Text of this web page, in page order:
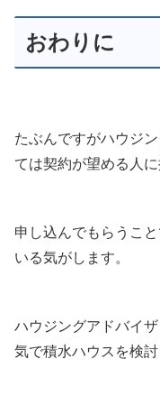
おわりに
たぶんですがハウジ
ては契約が望める人
申し込んでもらうこ
いる気がします。
ハウジングアドバイ
気で積水ハウスを検